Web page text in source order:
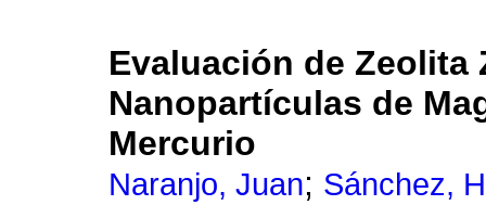
Evaluación de Zeolita
Nanopartículas de
Mercurio
Naranjo, Juan; Sánchez,